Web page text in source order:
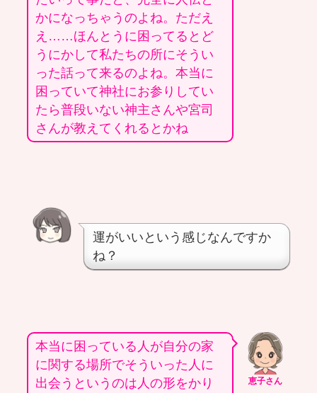
かになっちゃうのよね。ただえ
え……ほんとうに困ってるとど
うにかして私たちの所にそうい
った話って来るのよね。本当に
困っていて神社にお参りしてい
たら普段いない神主さんや宮司
さんが教えてくれるとかね
運がいいという感じなんですか
ね？
恵子さん
本当に困っている人が自分の家
に関する場所でそういった人に
出会うというのは人の形をかり